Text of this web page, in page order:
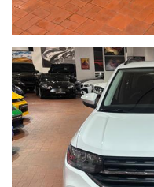
FATTURABILE CON IVA
POSSIBILITA' DI
Per informazioni contatto
Federico Anversa cell. 0039